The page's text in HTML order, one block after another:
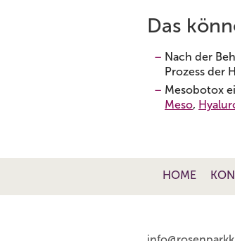
Das
Nach der
Prozess der
Mesobotox
Meso,
HOME